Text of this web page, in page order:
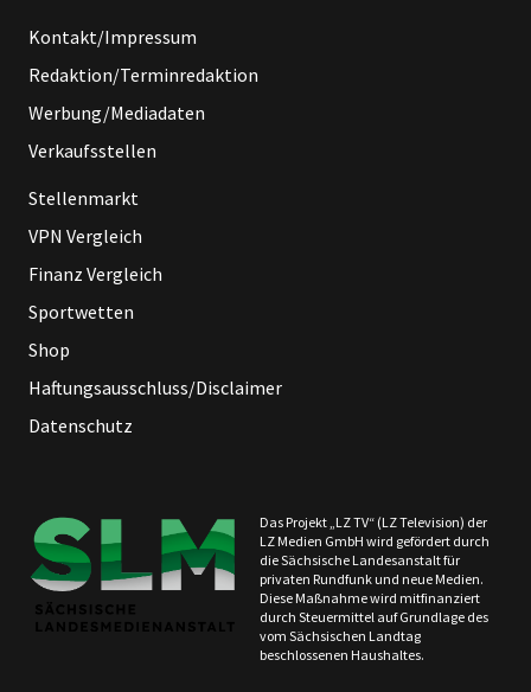
Kontakt/Impressum
Redaktion/Terminredaktion
Werbung/Mediadaten
Verkaufsstellen
Stellenmarkt
VPN Vergleich
Finanz Vergleich
Sportwetten
Shop
Haftungsausschluss/Disclaimer
Datenschutz
Das Projekt „LZ TV“ (LZ Television) der
LZ Medien GmbH wird gefördert durch
die Sächsische Landesanstalt für
privaten Rundfunk und neue Medien.
Diese Maßnahme wird mitfinanziert
durch Steuermittel auf Grundlage des
vom Sächsischen Landtag
beschlossenen Haushaltes.